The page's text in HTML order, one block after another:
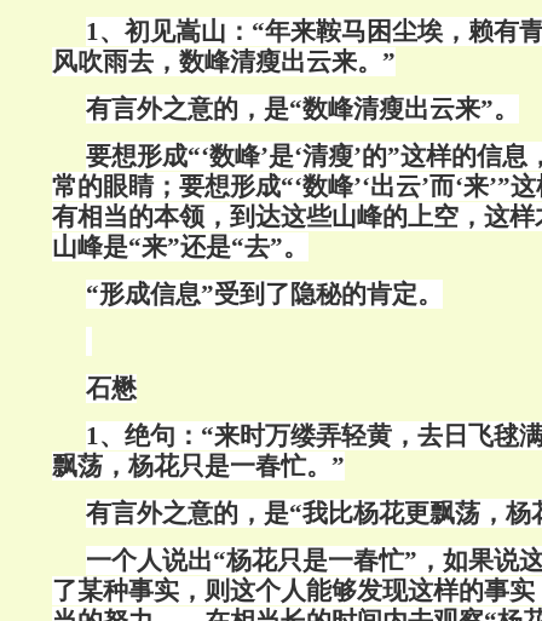
1、初见嵩山：“年来鞍马困尘埃，赖有
风吹雨去，数峰清瘦出云来。”
有言外之意的，是“数峰清瘦出云来”。
要想形成“‘数峰’是‘清瘦’的”这样的信
常的眼睛；要想形成“‘数峰’‘出云’而‘来’”
有相当的本领，到达这些山峰的上空，这
山峰是“来”还是“去”。
“形成信息”受到了隐秘的肯定。
石懋
1、绝句：“来时万缕弄轻黄，去日飞毬
飘荡，杨花只是一春忙。”
有言外之意的，是“我比杨花更飘荡，杨
一个人说出“杨花只是一春忙”，如果说
了某种事实，则这个人能够发现这样的事